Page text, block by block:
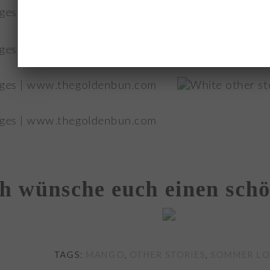
wünsche euch einen
TAGS: